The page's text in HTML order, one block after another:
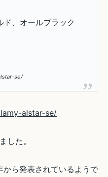
、オールブラック
se/
alstar-se/
した。
ら発表されているようで